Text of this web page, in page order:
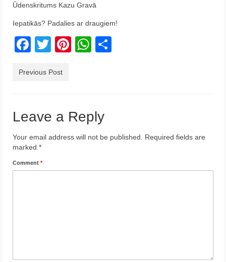
Indonēzija
Par Mums
Ūdenskritums Kazu Gravā
Iepatikās? Padalies ar draugiem!
Facebook
TwitterPinterest
WhatsApp
Previous Post
Leave a Reply
Your email address will not be published.
Required fields are
marked *
Comment *